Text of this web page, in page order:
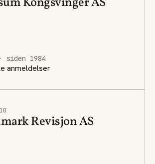
siden 1984
anmeldelser
Revisjon AS